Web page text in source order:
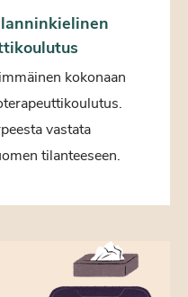
kokonaan
vastata
tilanteeseen.